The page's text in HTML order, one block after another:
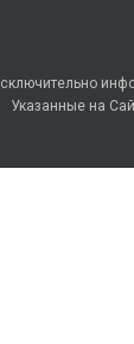
Указанные на